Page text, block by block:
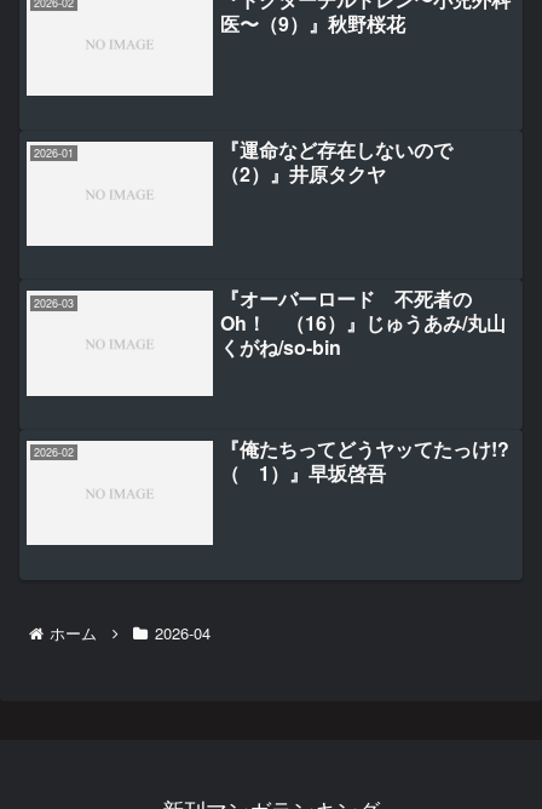
2026-02
医〜（9）』秋野桜花
2026-01
『運命など存在しないので
（2）』井原タクヤ
2026-03
『オーバーロード 不死者の
Oh！ （16）』じゅうあみ/丸山
くがね/so-bin
2026-02
『俺たちってどうヤッてたっけ!?
（ 1）』早坂啓吾
ホーム 2026-04